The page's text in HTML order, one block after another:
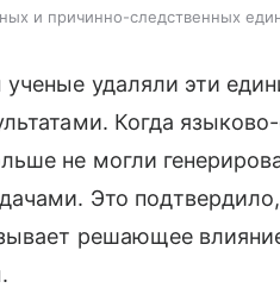
и причинно-следственных
ученые удаляли эти
Когда
не могли
Это
решающее